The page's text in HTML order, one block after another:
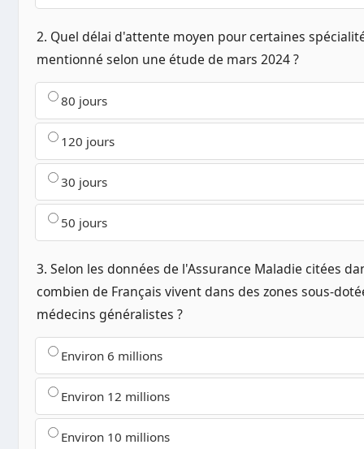
2. Quel délai d'attente moyen pour certaines
mentionné selon une étude de mars 2024 ?
80 jours
120 jours
30 jours
50 jours
3. Selon les données de l'Assurance Maladie citées
combien de Français vivent dans des zones sous-
médecins généralistes ?
Environ 6 millions
Environ 12 millions
Environ 10 millions